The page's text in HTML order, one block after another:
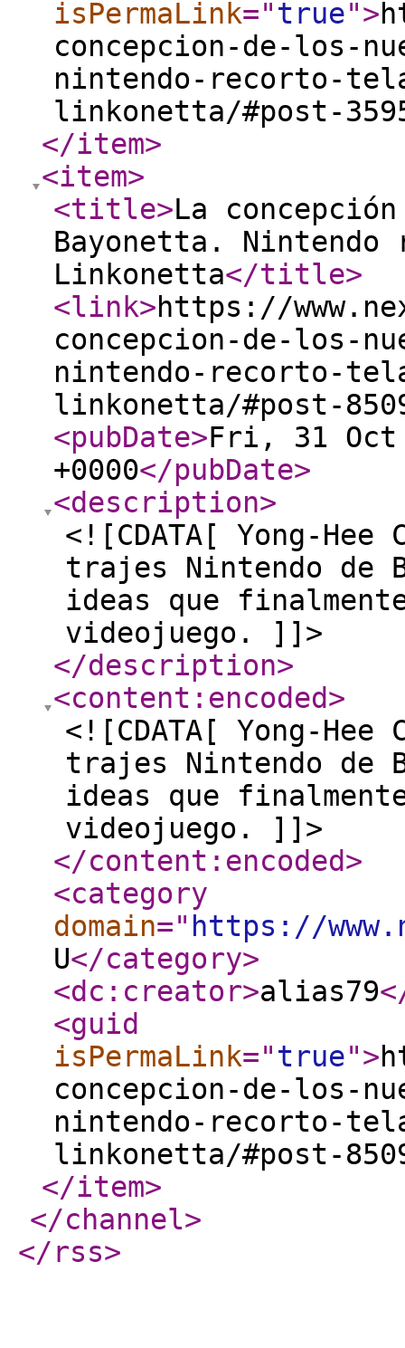
isPermaLink="true">
concepcion-de-los-
nintendo-recorto-
linkonetta/#post-
</item>
<item>
<title>La
Bayonetta.
Linkonetta</title>
<link>https://
concepcion-de-los-
nintendo-recorto-
linkonetta/#post-
<pubDate>Fri, 31 Oct
+0000</pubDate>
<description>
<![CDATA[ Yong-
trajes Nintendo de
ideas que
videojuego. ]]>
</description>
<content:encoded>
<![CDATA[ Yong-
trajes Nintendo de
ideas que
videojuego. ]]>
</content:encoded>
<category
domain=" https://
U</category>
<dc:creator>alias79
<guid
isPermaLink="true">
concepcion-de-los-
nintendo-recorto-
linkonetta/#post-
</item>
</channel>
</rss>